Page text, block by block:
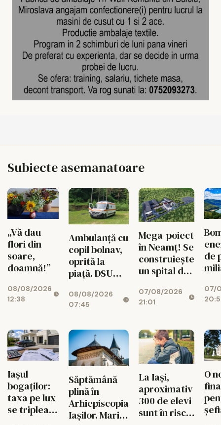
Subiecte asemanatoare
„Vă dau
flori din
soare,
doamnă!”
08/08/2026
12:38
Ambulanță cu
copil bolnav,
oprită la
piață. DSU
verificări
08/08/2026
07:45
Mega-poiect
în Neamț! Se
construiește
un spital de
miliarde de
lei, cu 469
07/08/2026
21:01
de
07/
Iașul
bogaților:
taxa pe lux
se triplează
Săptămână
plină în
Arhiepiscopia
Iașilor. Marile
La Iași,
aproximativ
300 de elevi
sunt în risc
O